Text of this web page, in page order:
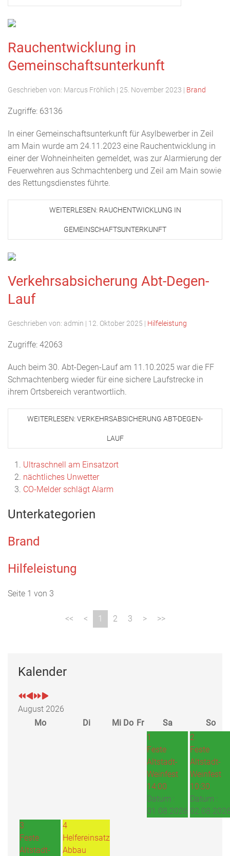
Rauchentwicklung in
Gemeinschaftsunterkunft
Geschrieben von: Marcus Fröhlich | 25. November 2023 | Brand
Zugriffe: 63136
In einer Gemeinschaftsunterkunft für Asylbewerber in Zeil
am Main wurde am 24.11.2023 eine Rauchentwicklung in
einer der Wohneinheiten gemeldet, was zur Alarmierung der
Feuerwehren aus Schmachtenberg und Zeil am Main sowie
des Rettungsdienstes führte.
WEITERLESEN: RAUCHENTWICKLUNG IN
GEMEINSCHAFTSUNTERKUNFT
Verkehrsabsicherung Abt-Degen-
Lauf
Geschrieben von: admin | 12. Oktober 2025 | Hilfeleistung
Zugriffe: 42063
Auch beim 30. Abt-Degen-Lauf am 11.10.2025 war die FF
Schmachtenberg wieder für eine sichere Laufstrecke in
ihrem Ortsbereich verantwortlich.
WEITERLESEN: VERKEHRSABSICHERUNG ABT-DEGEN-
LAUF
Ultraschnell am Einsatzort
nächtliches Unwetter
CO-Melder schlägt Alarm
Unterkategorien
Brand
Hilfeleistung
Seite 1 von 3
1 2 3
Kalender
August 2026
Mo
Di Mi Do Fr Sa
So
1
Feste
Altstadt-
Weinfest
14:00
Datum :
01.08.2026
2
Feste
Altstadt-
Weinfest
10:30
Datum :
3
Feste
Altstadt-
4
Helfereinsatz
Abbau